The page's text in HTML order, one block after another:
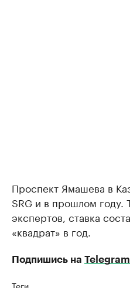
Проспект Ямашева в
SRG и в прошлом году.
экспертов, ставка
«квадрат» в год.
Подпишись на Telegram
Теги